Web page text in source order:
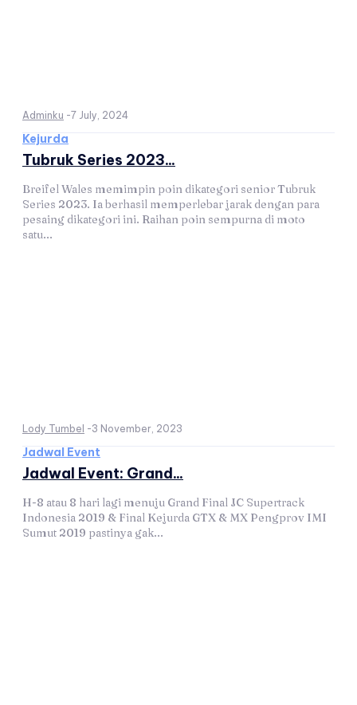
Adminku -7 July, 2024
Kejurda
Tubruk Series 2023...
Breifel Wales memimpin poin dikategori senior Tubruk
Series 2023. Ia berhasil memperlebar jarak dengan para
pesaing dikategori ini. Raihan poin sempurna di moto
satu...
Lody Tumbel -3 November, 2023
Jadwal Event
Jadwal Event: Grand...
H-8 atau 8 hari lagi menuju Grand Final JC Supertrack
Indonesia 2019 & Final Kejurda GTX & MX Pengprov IMI
Sumut 2019 pastinya gak...